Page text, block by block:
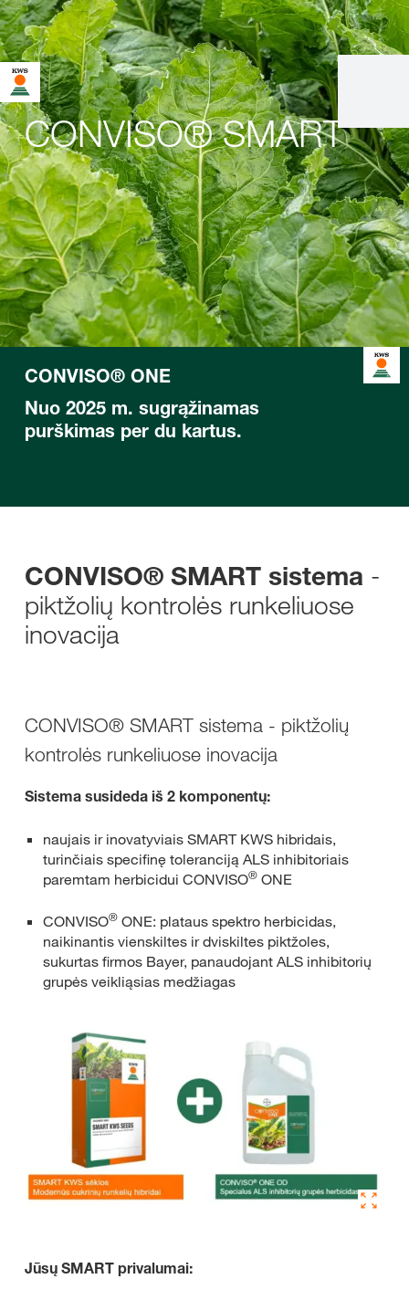
CONVISO® SMART
CONVISO® ONE
Nuo 2025 m. sugrąžinamas
purškimas per du kartus.
CONVISO® SMART sistema -
piktžolių kontrolės runkeliuose
inovacija ​
CONVISO® SMART sistema - piktžolių
kontrolės runkeliuose inovacija ​
Sistema susideda iš 2 komponentų:
naujais ir inovatyviais SMART KWS hibridais,
turinčiais specifinę toleranciją ALS inhibitoriais
paremtam herbicidui CONVISO® ONE
CONVISO® ONE: plataus spektro herbicidas,
naikinantis vienskiltes ir dviskiltes piktžoles,
sukurtas firmos Bayer, panaudojant ALS inhibitorių
grupės veikliąsias medžiagas​
Jūsų SMART privalumai: